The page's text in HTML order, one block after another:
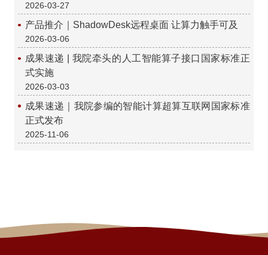
2026-03-27
产品推介｜ShadowDesk远程桌面 让算力触手可及
2026-03-06
成果速递 | 我院牵头的人工智能算子接口国家标准正
式实施
2026-03-03
成果速递｜我院参编的智能计算超算互联网国家标准
正式发布
2025-11-06